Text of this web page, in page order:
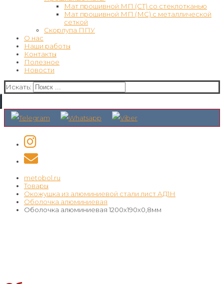
Мат прошивной МП (СТ) со стеклотканью
Мат прошивной МП (МС) с металлической
сеткой
Скорлупа ППУ
О нас
Наши работы
Контакты
Полезное
Новости
Искать:
metobol.ru
Товары
Окожушка из алюминиевой стали лист АД1Н
Оболочка алюминиевая
Оболочка алюминиевая 1200х190х0,8мм